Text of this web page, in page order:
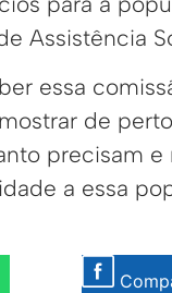
Assistência
essa
de
precisam
a essa